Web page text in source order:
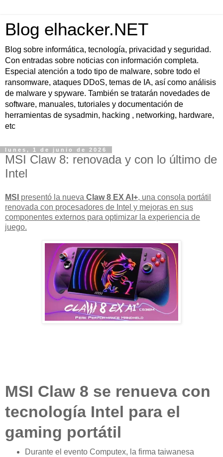
Blog elhacker.NET
Blog sobre informática, tecnología, privacidad y seguridad.
Con entradas sobre noticias con información completa.
Especial atención a todo tipo de malware, sobre todo el
ransomware, ataques DDoS, temas de IA, así como análisis
de malware y spyware. También se tratarán novedades de
software, manuales, tutoriales y documentación de
herramientas de sysadmin, hacking , networking, hardware,
etc
lunes, 1 de junio de 2026
MSI Claw 8: renovada y con lo último de
Intel
MSI presentó la nueva Claw 8 EX AI+, una consola portátil
renovada con procesadores de Intel y mejoras en sus
componentes externos para optimizar la experiencia de
juego.
MSI Claw 8 se renueva con
tecnología Intel para el
gaming portátil
Durante el evento Computex, la firma taiwanesa